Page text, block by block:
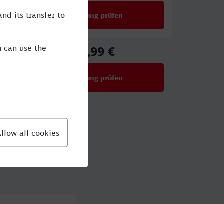
Verbindung prüfen
53,99 €
Verbindung prüfen